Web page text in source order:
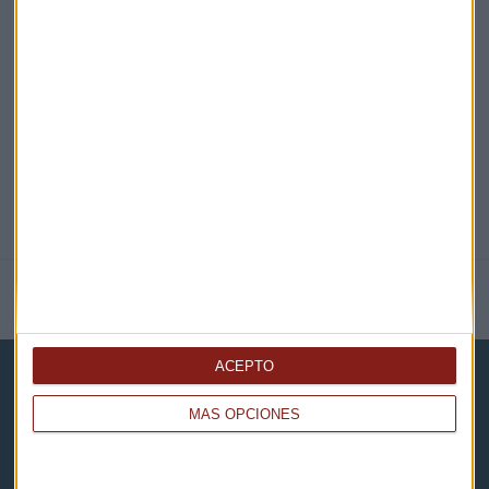
MÁS OPCIONES
ACEPTO
NOTICIAS RELACIONADAS